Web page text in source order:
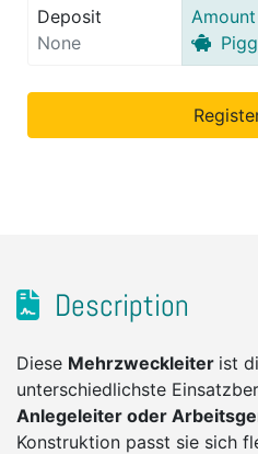
Deposit
None
Amount
Description
Diese Mehrzweckleiter ist
unterschiedlichste
Anlegeleiter oder
Konstruktion passt sie sich